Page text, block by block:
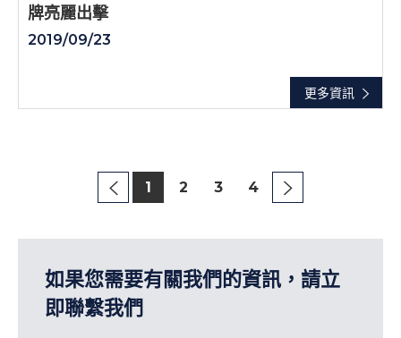
更多資訊
牌亮麗出擊
2019/09/23
1 2 3 4
如果您需要有關我們的資訊，請立
即聯繫我們